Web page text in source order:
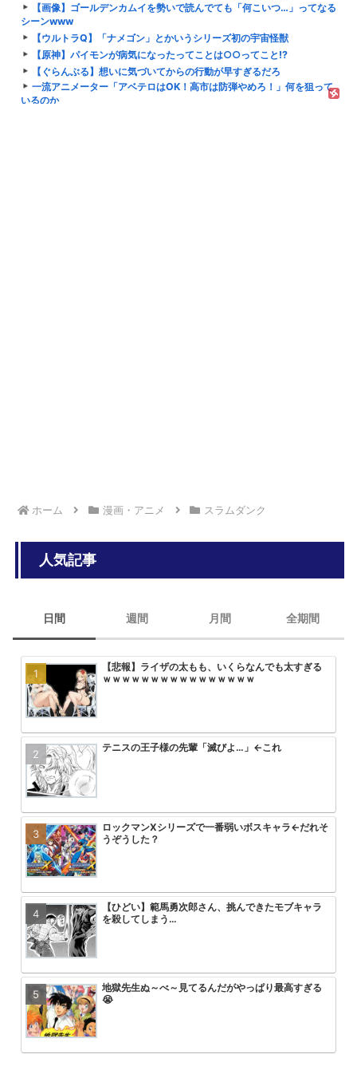
【画像】ゴールデンカムイを勢いで読んでても「何こいつ…」ってなる
シーンwww
【ウルトラQ】「ナメゴン」とかいうシリーズ初の宇宙怪獣
【原神】パイモンが病気になったってことは○○ってこと⁉
【ぐらんぶる】想いに気づいてからの行動が早すぎるだろ
一流アニメーター「アベテロはOK！高市は防弾やめろ！」何を狙って
いるのか
ホーム 漫画・アニメ スラムダンク
人気記事
日間
【悲報】ライザの太もも、いくらなんでも太すぎる
ｗｗｗｗｗｗｗｗｗｗｗｗｗｗｗｗ
テニスの王子様の先輩「滅びよ…」←これ
ロックマンXシリーズで一番弱いボスキャラ←だれそ
うぞうした？
【ひどい】範馬勇次郎さん、挑んできたモブキャラ
を殺してしまう…
地獄先生ぬ～べ～見てるんだがやっぱり最高すぎる
😭
週間
【画像】ひぐらし「女子小学生を
っ込んで、糞尿まみれで窒息死さ
美味しんぼvs将太の寿司のワサビ
【悲報】最近のプリキュアヒロイ
HUNTER×HUNTERのこいつって
【悲報】アーニャ・フォージャー
月間
みいちゃんと山田さん、次号最終回
アニメ無職転生3期が始まるけどこ
【画像】「彼岸島」の作者がヤニ
【朗報】ヤニねこ中国で大ヒット
無職転生第3期が第一話からいきな
全期間
大人気エロ漫画「サバエとヤッた
回を迎える
【画像】トガちゃんの新作フィギ
【悲報】ワンパンマン3期の作画お
【悲報】ワンピース、適当につけ
速報 フリーレンの丸パクリ作品炎